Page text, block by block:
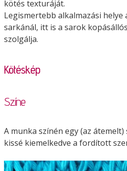
kötés texturáját.
Legismertebb alkalmazási helye
sarkánál, itt is a sarok
szolgálja.
Kötéskép
Színe
A munka színén egy (az
kissé kiemelkedve a fordított